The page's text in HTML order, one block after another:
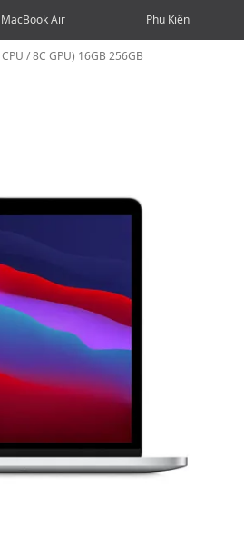
MacBook Air Phụ Kiện
/ 8C GPU) 16GB 256GB